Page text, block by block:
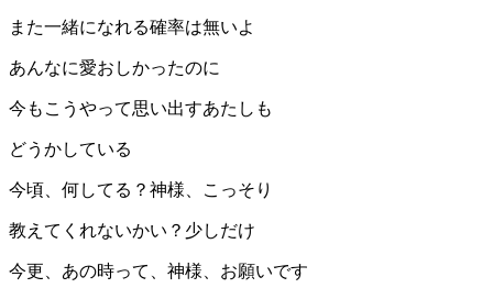
また一緒になれる確率は無いよ
あんなに愛おしかったのに
今もこうやって思い出すあたしも
どうかしている
今頃、何してる？神様、こっそり
教えてくれないかい？少しだけ
今更、あの時って、神様、お願いです